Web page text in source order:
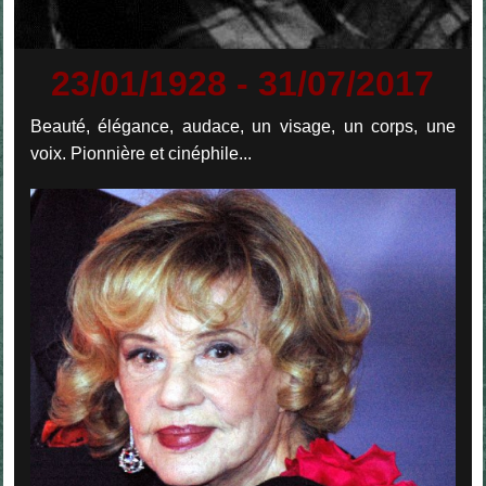
23/01/1928 - 31/07/2017
Beauté, élégance, audace, un visage, un corps, une
voix. Pionnière et cinéphile...